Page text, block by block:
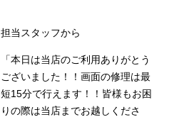
担当スタッフから
「本日は当店のご利用ありがとう
ございました！！画面の修理は最
短15分で行えます！！皆様もお困
りの際は当店までお越しくださ